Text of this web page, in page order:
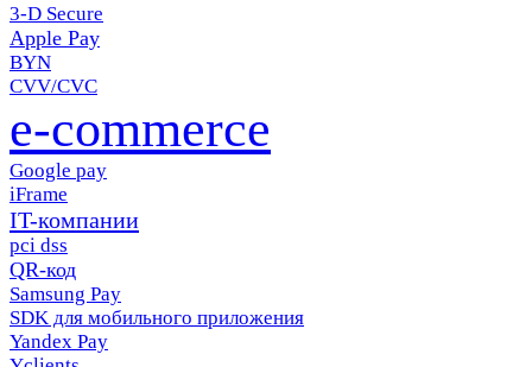
3-D Secure
Apple Pay
BYN
CVV/CVC
e-commerce
Google pay
iFrame
IT-компании
pci dss
QR-код
Samsung Pay
SDK для мобильного приложения
Yandex Pay